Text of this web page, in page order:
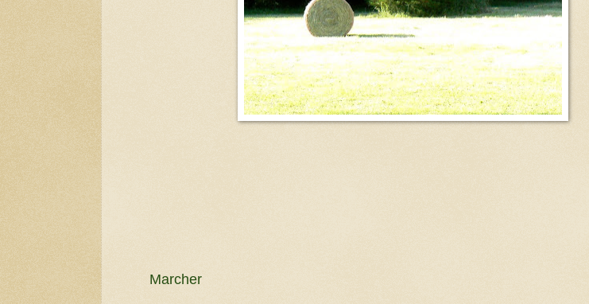
Marcher